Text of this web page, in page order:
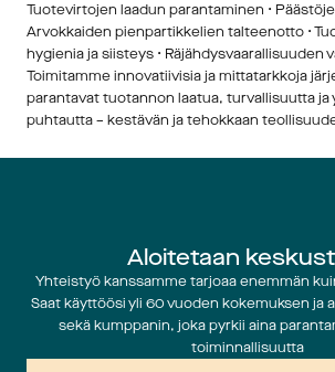
Tuotevirtojen laadun parantaminen •
Arvokkaiden pienpartikkelien talteenotto •
hygienia ja siisteys • Räjähdysvaarallisuuden
Toimitamme innovatiivisia ja mittatarkkoja
parantavat tuotannon laatua, turvallisuutta ja
puhtautta – kestävän ja tehokkaan
Aloitetaan
Yhteistyö kanssamme tarjoaa enemmän
Saat käyttöösi yli 60 vuoden kokemuksen ja
sekä kumppanin, joka pyrkii aina
toiminnallisuutta